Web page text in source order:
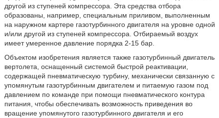
другой из ступеней компрессора. Эта средства отбора
образованы, например, специальным приливом, выполненным
на наружном картере газотурбинного двигателя на уровне одной
и/или другой из ступеней компрессора. Отбираемый воздух
имеет умеренное давление порядка 2-15 бар.
Объектом изобретения является также газотурбинный двигатель
вертолета, оснащенный системой быстрой реактивации,
содержащей пневматическую турбину, механически связанную с
упомянутым газотурбинным двигателем и питаемую газом под
давлением по команде при помощи пневматического контура
питания, чтобы обеспечивать возможность приведения во
вращение упомянутого газотурбинного двигателя и его